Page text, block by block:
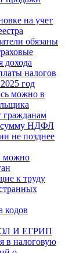
на учет
обязаны
дохода
налогов
год
можно в
сумму НДФЛ
не позднее
можно
к труду
кодов
И ЕГРИП
в налоговую